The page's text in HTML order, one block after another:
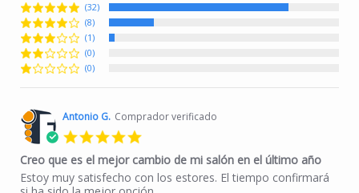
(32)
(8)
(1)
(0)
(0)
Antonio G. Comprador verificado
Creo que es el mejor cambio de mi salón en el último año
Review by Antonio G. on 21 Feb 2026
review stating Creo que es el mejor cambio de mi salón en el
Estoy muy satisfecho con los estores. El tiempo confirmará